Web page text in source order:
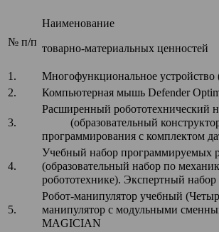
№ п/п
Наименование
товарно-материальных ценностей
1. Многофункциональное
2. Компьютерная мышь Defender
3.
Расширенный
(образовательный конструктор
программирования с комплектом
4.
Учебный набор программируемых
(образовательный набор по
робототехнике). Экспертный
5.
Робот-манипулятор учебный
манипулятор с модульными
MAGICIAN